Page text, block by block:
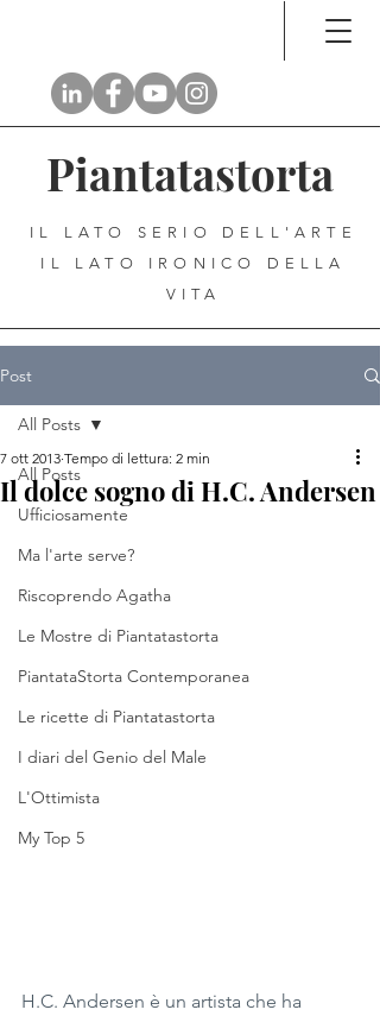
Piantatastorta
IL LATO SERIO DELL'ARTE
IL LATO IRONICO DELLA
VITA
Post
All Posts
Ufficiosamente
Ma l'arte serve?
Riscoprendo Agatha
Le Mostre di Piantatastorta
PiantataStorta Contemporanea
Le ricette di Piantatastorta
I diari del Genio del Male
L'Ottimista
My Top 5
All Posts
Il dolce sogno di H.C. Andersen
7 ott 2013 Tempo di lettura: 2 min
H.C. Andersen è un artista che ha